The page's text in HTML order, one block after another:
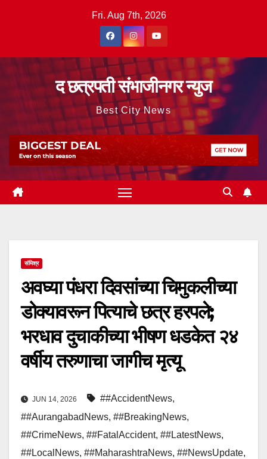
Fri. Aug 7th, 2026
द छत्रपती संभाजीनगर न्युज
Best City News
संमिश्र
अवघ्या पंधरा दिवसांच्या चिमुकलीच्या
डोक्यावरून पित्याचे छत्र हरपले;
भरधाव दुचाकीच्या भीषण धडकेत २४
वर्षीय तरुणाचा जागीच मृत्यू
JUN 14, 2026 ##AccidentNews,
##AurangabadNews, ##BreakingNews,
##CrimeNews, ##FatalAccident, ##LatestNews,
##LocalNews, ##MaharashtraNews, ##NewsUpdate,